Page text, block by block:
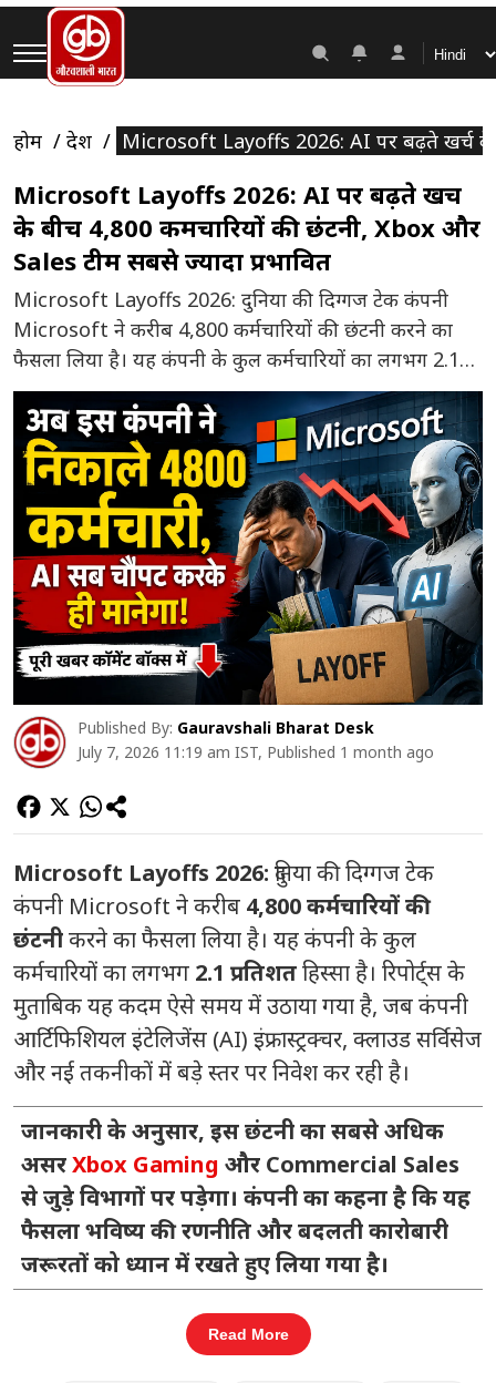
होम देश Microsoft Layoffs 2026: AI पर बढ़ते खर्च के
Microsoft Layoffs 2026: AI पर बढ़ते खर्च
के बीच 4,800 कर्मचारियों की छंटनी, Xbox और
Sales टीम सबसे ज्यादा प्रभावित
Microsoft Layoffs 2026: दुनिया की दिग्गज टेक कंपनी
Microsoft ने करीब 4,800 कर्मचारियों की छंटनी करने का
फैसला लिया है। यह कंपनी के कुल कर्मचारियों का लगभग 2.1
प्रतिशत हिस्सा है। रिपोर्ट्स के मुताबिक यह कदम ऐसे समय में
उठाया गया है, जब कंपनी आर्टिफिशियल इंटेलिजेंस (AI)
इंफ्रास्ट्रक्चर, क्लाउड सर्विसेज और नई तकनीकों में बड़े […]
Published By: Gauravshali Bharat Desk
July 7, 2026 11:19 am IST, Published 1 month ago
Microsoft Layoffs 2026: दुनिया की दिग्गज टेक
कंपनी Microsoft ने करीब 4,800 कर्मचारियों की
छंटनीकरने का फैसला लिया है। यह कंपनी के कुल
कर्मचारियों का लगभग 2.1 प्रतिशतहिस्सा है। रिपोर्ट्स के
मुताबिक यह कदम ऐसे समय में उठाया गया है, जब कंपनी
आर्टिफिशियल इंटेलिजेंस (AI) इंफ्रास्ट्रक्चर, क्लाउड सर्विसेज
और नई तकनीकों में बड़े स्तर पर निवेश कर रही है।
जानकारी के अनुसार, इस छंटनी का सबसे अधिक
असरXbox Gaming और Commercial Sales
से जुड़े विभागों पर पड़ेगा। कंपनी का कहना है कि यह
फैसला भविष्य की रणनीति और बदलती कारोबारी
जरूरतों को ध्यान में रखते हुए लिया गया है।
Read More